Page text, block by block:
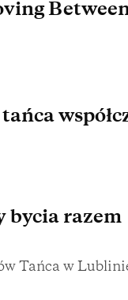
bycia razem
Tańca w